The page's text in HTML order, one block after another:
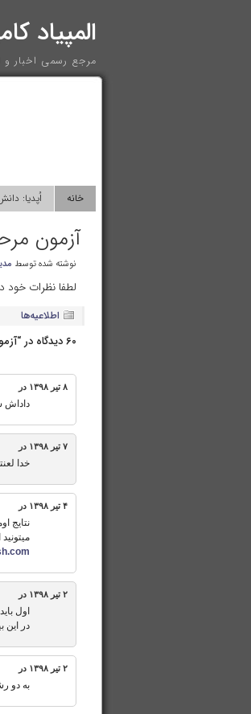
المپیاد
مرجع رسمی اخبار و
خانه اُپدیا:
آزمون
نوشته شده توسط
لطفا نظرات خود
اطلاعیه‌ها
۶۰ دیدگاه در “آزمون مرحله‌ی دوم ۹۷-۹۸”
۸ تیر ۱۳۹۸ در
داداش
۷ تیر ۱۳۹۸ در
خدا
۴ تیر ۱۳۹۸ در
نتایج
۲ تیر ۱۳۹۸ در
اول
در این
۲ تیر ۱۳۹۸ در
به دو